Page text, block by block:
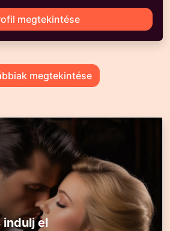
megtekintése
megtekintése
indulj el